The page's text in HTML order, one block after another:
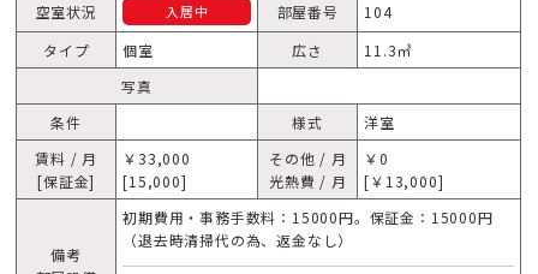
空室状況 入居中 部屋番号
104
タイプ
個室 広さ
11.3㎥
写真
条件
様式
洋室
賃料 / 月
[保証金]
￥33,000
[15,000]
その他 / 月
光熱費 / 月
￥0
[￥13,000]
備考
初期費用・事務手数料：15000円。保証金：15000円
（退去時清掃代の為、返金なし）